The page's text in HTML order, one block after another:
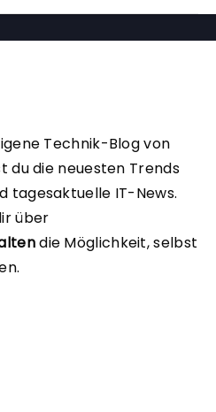
Technik-Blog von
du die neuesten Trends
tagesaktuelle IT-News.
über
die Möglichkeit, selbst